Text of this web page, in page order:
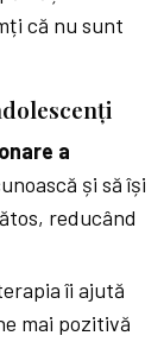
că nu sunt
a
și să își
reducând
îi ajută
mai pozitivă